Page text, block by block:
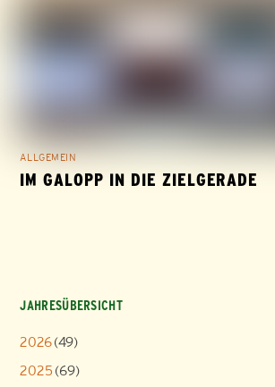
ALLGEMEIN
IM GALOPP IN DIE ZIELGERADE
JAHRESÜBERSICHT
2026(49)
2025 (69)